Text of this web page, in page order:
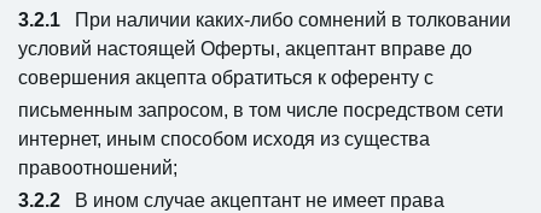
При наличии каких-либо сомнений в толковании
условий настоящей Оферты, акцептант вправе до
совершения акцепта обратиться к оференту с
письменным запросом, в том числе посредством сети
интернет, иным способом исходя из существа
правоотношений;
В ином случае акцептант не имеет права